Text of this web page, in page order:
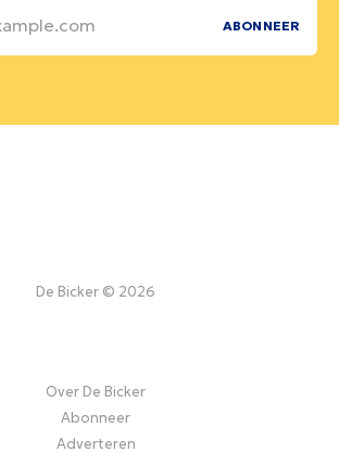
ABONNEER
De Bicker © 2026
Over De Bicker
Abonneer
Adverteren